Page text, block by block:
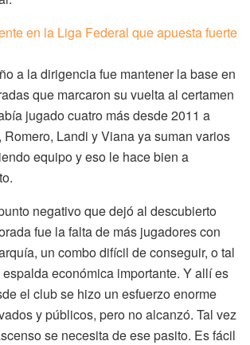
a la dirigencia fue mantener la base en
que marcaron su vuelta al certamen
jugado cuatro más desde 2011 a
Landi y Viana ya suman varios
equipo y eso le hace bien a
negativo que dejó al descubierto
fue la falta de más jugadores con
un combo difícil de conseguir, o tal
económica importante. Y allí es
el club se hizo un esfuerzo enorme
y públicos, pero no alcanzó. Tal vez
se necesita de ese pasito. Es fácil